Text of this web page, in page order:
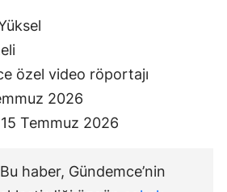
özel video röportajı
2026
15 Temmuz 2026
Bu haber, Gündemce’nin